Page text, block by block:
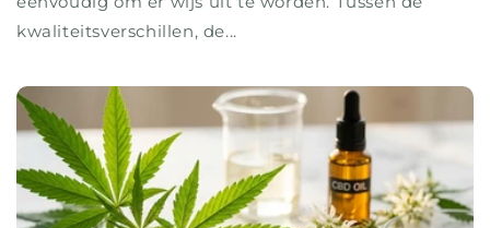
kwaliteitsverschillen, de...